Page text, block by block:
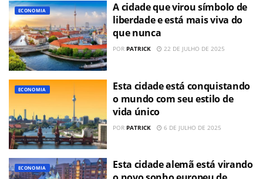
ECONOMIA
A cidade que virou símbolo de
liberdade e está mais viva do
que nunca
POR PATRICK 22 DE JULHO DE 2025
ECONOMIA
Esta cidade está conquistando
o mundo com seu estilo de
vida único
POR PATRICK 6 DE JULHO DE 2025
ECONOMIA
Esta cidade alemã está virando